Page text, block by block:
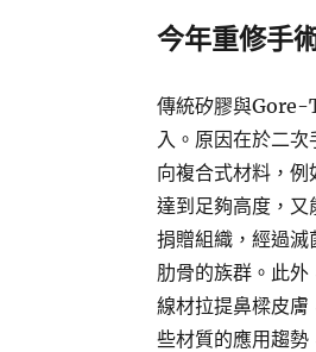
今年重修手
傳統矽膠與Gore-
入。原因在於二
向複合式材料，
達到足夠高度，
捐贈組織，經過滅
肋骨的族群。此
線材拉提鼻樑皮
些材質的應用趨勢